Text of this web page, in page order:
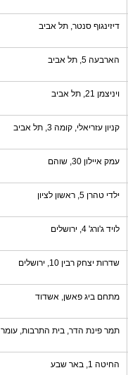
דיזינגוף סנטר, תל אביב
הארבעה 5, תל אביב
ויניצמן 21, תל אביב
קניון עזריאלי, קומה 3, תל אביב
עמק איילון 30, שוהם
ילדי טהרן 5, ראשון לציון
לויד ג'ורג' 4, ירושלים
שדרות יצחק רבין 10, ירושלים
מתחם ביג פאשן, אשדוד
תמר פינת הדר, בית התרבות, עומר
החיטה 1, באר שבע